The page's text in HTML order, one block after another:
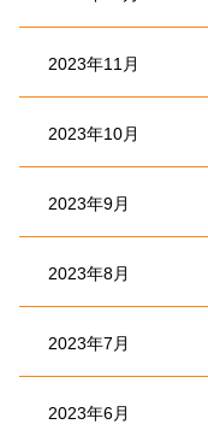
2023年11月
2023年10月
2023年9月
2023年8月
2023年7月
2023年6月